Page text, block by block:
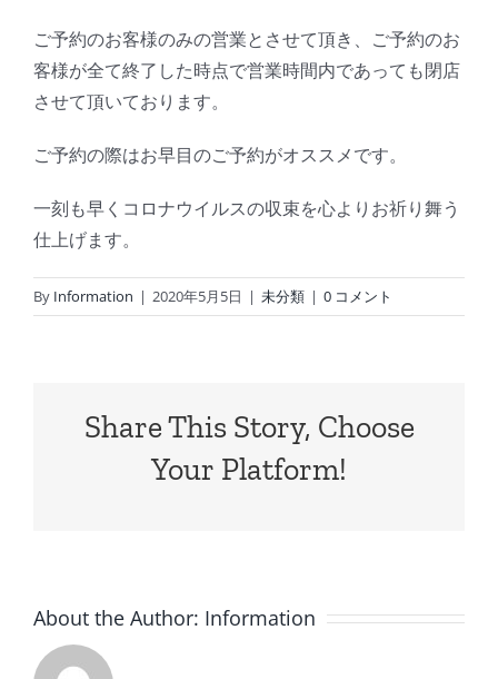
ご予約のお客様のみの営業とさせて頂き、ご予約のお
客様が全て終了した時点で営業時間内であっても閉店
させて頂いております。
ご予約の際はお早目のご予約がオススメです。
一刻も早くコロナウイルスの収束を心よりお祈り舞う
仕上げます。
By Information | 2020年5月5日 | 未分類 | 0 コメント
Share This Story, Choose
Your Platform!
About the Author: Information